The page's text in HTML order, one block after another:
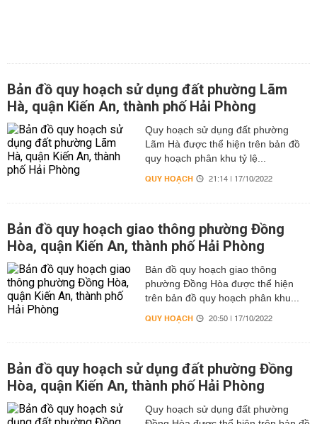
Bản đồ quy hoạch sử dụng đất phường Lãm
Hà, quận Kiến An, thành phố Hải Phòng
Quy hoạch sử dụng đất phường
Lãm Hà được thể hiện trên bản đồ
quy hoạch phân khu tỷ lệ...
QUY HOẠCH 21:14 | 17/10/2022
Bản đồ quy hoạch giao thông phường Đồng
Hòa, quận Kiến An, thành phố Hải Phòng
Bản đồ quy hoạch giao thông
phường Đồng Hòa được thể hiện
trên bản đồ quy hoạch phân khu...
QUY HOẠCH 20:50 | 17/10/2022
Bản đồ quy hoạch sử dụng đất phường Đồng
Hòa, quận Kiến An, thành phố Hải Phòng
Quy hoạch sử dụng đất phường